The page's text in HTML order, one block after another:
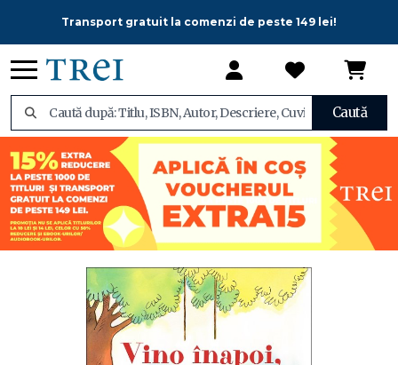
Transport gratuit la comenzi de peste 149 lei!
Caută